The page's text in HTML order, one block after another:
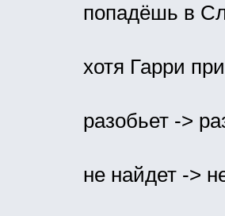
попадёшь в
хотя Гарри
разобьет ->
не найдет ->